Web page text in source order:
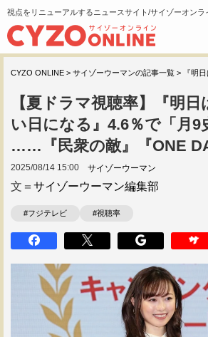
視点をリニューアルするニュースサイト/サイゾーオンラ
CYZO ONLINE > サイゾーウーマンの記事一覧 > 『明
【夏ドラマ視聴率】『明
い日になる』4.6％で「月9
……『民衆の敵』『ONE
2025/08/14 15:00 サイゾーウーマン
文＝ サイゾーウーマン編集部
#フジテレビ #視聴率